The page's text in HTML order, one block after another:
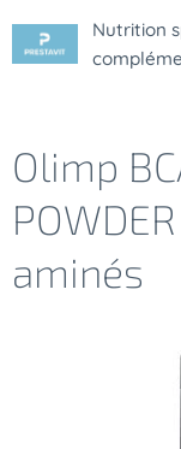
Nutrition
Olimp
aminés